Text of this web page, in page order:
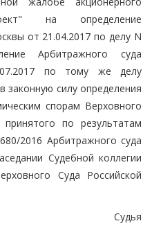
на определение
от 21.04.2017 по делу N
Арбитражного суда
по тому же делу
законную силу определения
спорам Верховного
по результатам
2016 Арбитражного суда
Судебной коллегии
Суда Российской
Судья